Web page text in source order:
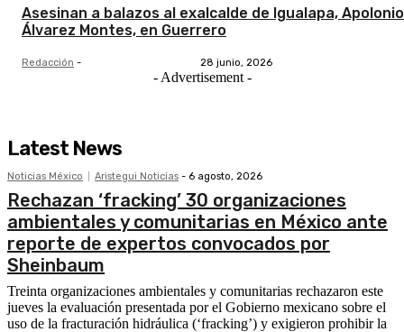
Asesinan a balazos al exalcalde de Igualapa, Apolonio
Álvarez Montes, en Guerrero
Redacción - 28 junio, 2026
- Advertisement -
Latest News
Noticias México Aristegui Noticias - 6 agosto, 2026
Rechazan ‘fracking’ 30 organizaciones
ambientales y comunitarias en México ante
reporte de expertos convocados por
Sheinbaum
Treinta organizaciones ambientales y comunitarias rechazaron este
jueves la evaluación presentada por el Gobierno mexicano sobre el
uso de la fracturación hidráulica (‘fracking’) y exigieron prohibir la